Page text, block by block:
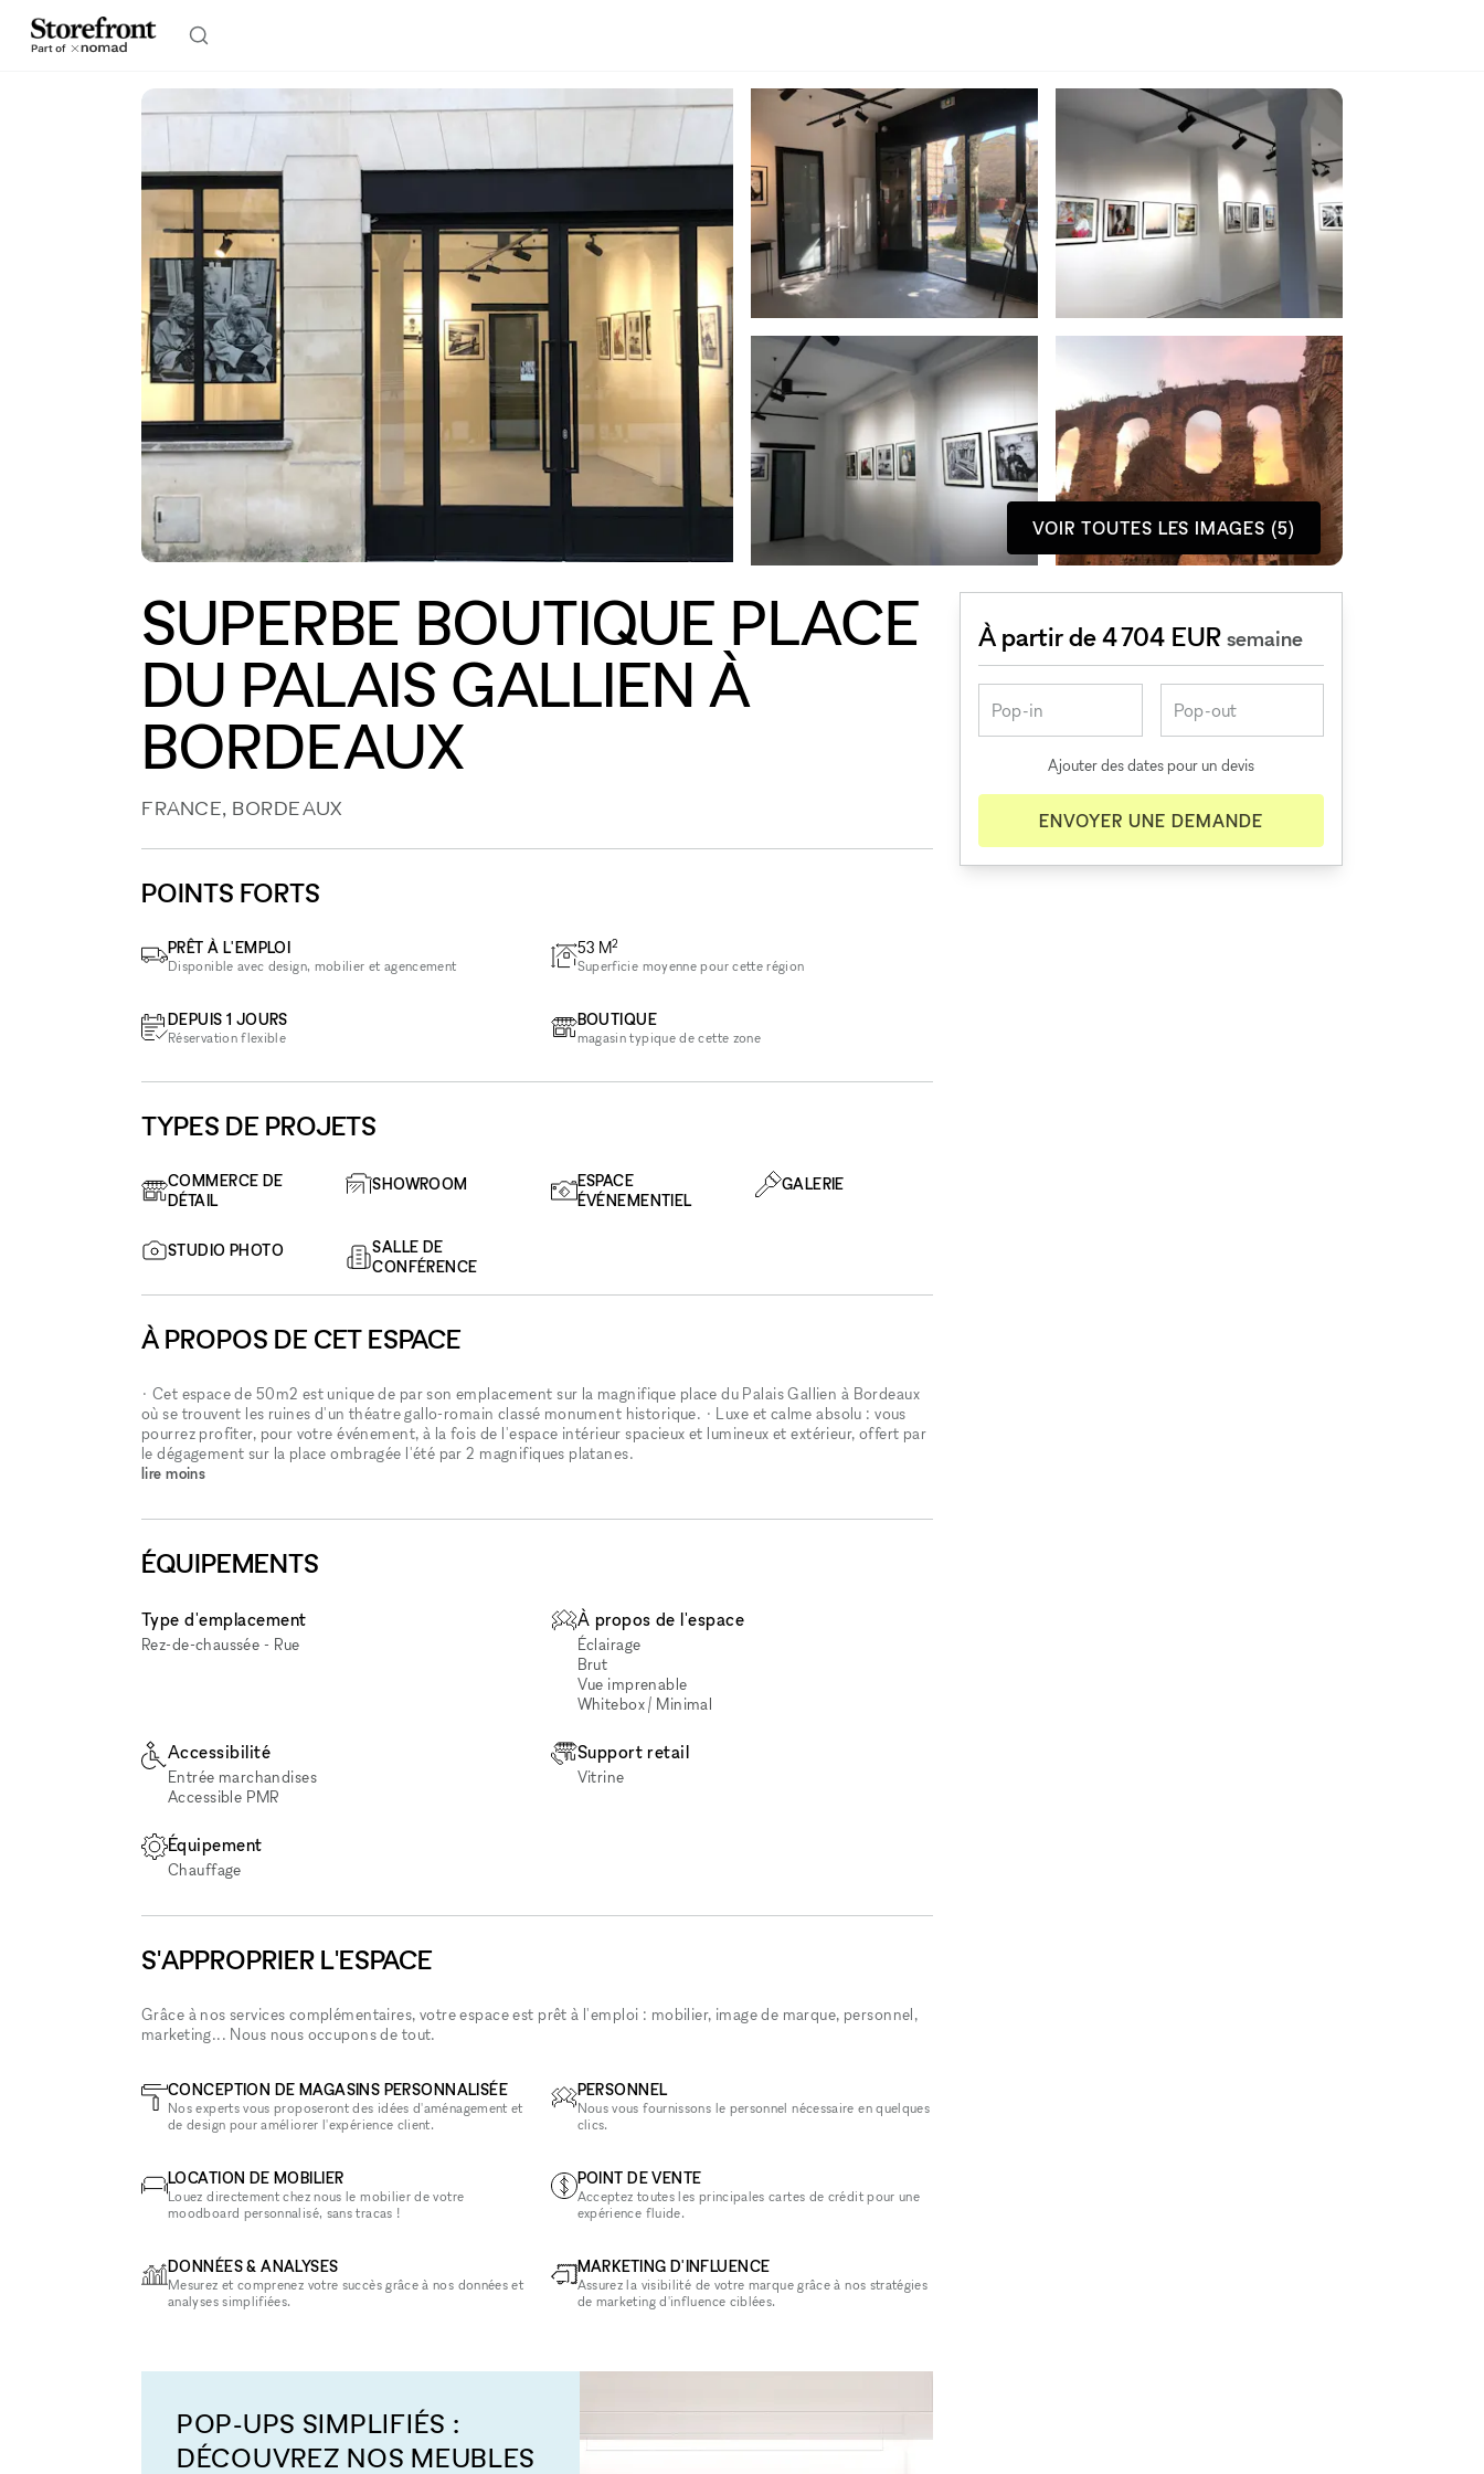
VOIR TOUTES LES IMAGES (5)
SUPERBE BOUTIQUE PLACE
DU PALAIS GALLIEN À
BORDEAUX
FRANCE, BORDEAUX
POINTS FORTS
PRÊT À L'EMPLOI
Disponible avec design, mobilier et agencement
DEPUIS 1 JOURS
Réservation flexible
53 M2
Superficie moyenne pour cette région
BOUTIQUE
magasin typique de cette zone
TYPES DE PROJETS
COMMERCE DE
DÉTAIL
SHOWROOM
ESPACE
ÉVÉNEMENTIEL
GALERIE
STUDIO PHOTO
SALLE DE
CONFÉRENCE
À PROPOS DE CET ESPACE
• Cet espace de 50m2 est unique de par son emplacement sur la magnifique place du Palais Gallien à Bordeaux
où se trouvent les ruines d'un théatre gallo-romain classé monument historique. • Luxe et calme absolu : vous
pourrez profiter, pour votre événement, à la fois de l'espace intérieur spacieux et lumineux et extérieur, offert par
le dégagement sur la place ombragée l'été par 2 magnifiques platanes.
lire moins
ÉQUIPEMENTS
Type d'emplacement
Rez-de-chaussée - Rue
À propos de l'espace
Éclairage
Brut
Vue imprenable
Whitebox / Minimal
Accessibilité
Entrée marchandises
Accessible PMR
Support retail
Vitrine
Équipement
Chauffage
S'APPROPRIER L'ESPACE
Grâce à nos services complémentaires, votre espace est prêt à l'emploi : mobilier, image de marque, personnel,
marketing... Nous nous occupons de tout.
CONCEPTION DE MAGASINS PERSONNALISÉE
Nos experts vous proposeront des idées d'aménagement et
de design pour améliorer l'expérience client.
LOCATION DE MOBILIER
Louez directement chez nous le mobilier de votre
moodboard personnalisé, sans tracas !
DONNÉES & ANALYSES
Mesurez et comprenez votre succès grâce à nos données et
analyses simplifiées.
PERSONNEL
Nous vous fournissons le personnel nécessaire en quelques
clics.
POINT DE VENTE
Acceptez toutes les principales cartes de crédit pour une
expérience fluide.
MARKETING D'INFLUENCE
Assurez la visibilité de votre marque grâce à nos stratégies
de marketing d'influence ciblées.
POP-UPS SIMPLIFIÉS :
DÉCOUVREZ NOS MEUBLES
À partir de 4 704 EURsemaine
Ajouter des dates pour un devis
ENVOYER UNE DEMANDE